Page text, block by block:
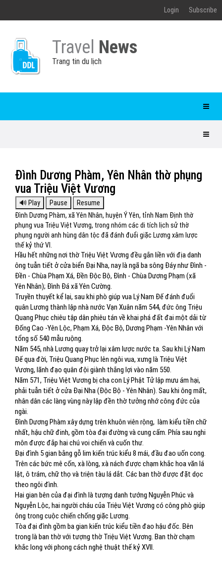
Login Subscribe
Travel News
Trang tin du lịch
Đình Dương Phàm, Yên Nhân thờ phụng
vua Triệu Việt Vương
Đình Dương Phàm, xã Yên Nhân, huyện Ý Yên, tỉnh Nam Định thờ
phụng vua Triệu Việt Vương, trong nhóm các di tích lịch sử thờ
phụng người anh hùng dân tộc đã đánh đuổi giặc Lương xâm lược
thế kỷ thứ VI.
Hầu hết những nơi thờ Triệu Việt Vương đều gắn liền với địa danh
ông tuẫn tiết ở cửa biển Đại Nha, nay là ngã ba sông Đáy như Đình -
Đền - Chùa Phạm Xá, Đền Độc Bộ, Đình - Chùa Dương Phạm (xã
Yên Nhân); Đình Đá xã Yên Cường.
Truyền thuyết kể lại, sau khi phò giúp vua Lý Nam Đế đánh đuổi
quân Lương thành lập nhà nước Vạn Xuân năm 544, đức ông Triệu
Quang Phục chiêu tập dân phiêu tán về khai phá đất đai một dải từ
Đống Cao -Yên Lộc, Phạm Xá, Độc Bộ, Dương Phạm -Yên Nhân với
tổng số 540 mẫu ruộng.
Năm 545, nhà Lương quay trở lại xâm lược nước ta. Sau khi Lý Nam
Đế qua đời, Triệu Quang Phục lên ngôi vua, xưng là Triệu Việt
Vương, lãnh đạo quân đội giành thắng lợi vào năm 550.
Năm 571, Triệu Việt Vương bị cha con Lý Phật Tử lập mưu ám hại,
phải tuẫn tiết ở cửa Đại Nha (Độc Bộ - Yên Nhân). Sau khi ông mất,
nhân dân các làng vùng này lập đền thờ tưởng nhớ công đức của
ngài.
Đình Dương Phàm xây dựng trên khuôn viên rộng, làm kiểu tiền chữ
nhất, hậu chữ đinh, gồm tòa đại đường và cung cấm. Phía sau nghi
môn được đắp hai chú voi chiến và cuốn thư.
Đại đình 5 gian bằng gỗ lim kiến trúc kiểu 8 mái, đầu đao uốn cong.
Trên các bức mê cốn, xà lòng, xà nách được chạm khắc hoa văn lá
lật, ô trám, chữ thọ và triện tàu lá dắt. Các ban thờ được đặt dọc
theo ngôi đình.
Hai gian bên của đại đình là tượng danh tướng Nguyễn Phúc và
Nguyễn Lộc, hai người cháu của Triệu Việt Vương có công phò giúp
ông trong cuộc chiến chống giặc Lương.
Tòa đại đình gồm ba gian kiến trúc kiểu tiền đao hậu đốc. Bên
trong là ban thờ với tượng thờ Triệu Việt Vương. Ban thờ chạm
khắc long với phong cách nghệ thuật thế kỷ XVII.